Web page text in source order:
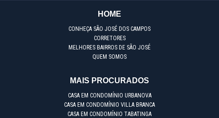
HOME
CONHEÇA SÃO JOSÉ DOS CAMPOS
CORRETORES
MELHORES BAIRROS DE SÃO JOSÉ
QUEM SOMOS
MAIS PROCURADOS
CASA EM CONDOMÍNIO URBANOVA
CASA EM CONDOMÍNIO VILLA BRANCA
CASA EM CONDOMÍNIO TABATINGA